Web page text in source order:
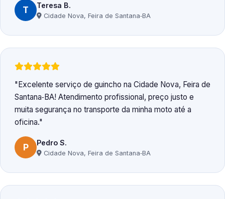
T Teresa B.
Cidade Nova, Feira de Santana‑BA
Excelente serviço de guincho na Cidade Nova, Feira de
Santana‑BA! Atendimento profissional, preço justo e
muita segurança no transporte da minha moto até a
oficina.
P Pedro S.
Cidade Nova, Feira de Santana‑BA